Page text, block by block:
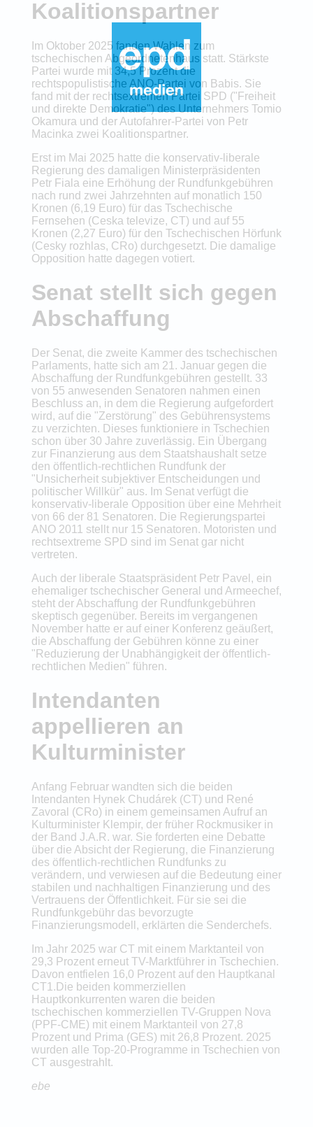
Koalitionspartner
Im Oktober 2025 fanden Wahlen zum
tschechischen Abgeordnetenhaus statt. Stärkste
Partei wurde mit 34,5 Prozent die
rechtspopulistische ANO-Partei von Babis. Sie
fand mit der rechtsextremen Partei SPD ("Freiheit
und direkte Demokratie") des Unternehmers Tomio
Okamura und der Autofahrer-Partei von Petr
Macinka zwei Koalitionspartner.
Erst im Mai 2025 hatte die konservativ-liberale
Regierung des damaligen Ministerpräsidenten
Petr Fiala eine Erhöhung der Rundfunkgebühren
nach rund zwei Jahrzehnten auf monatlich 150
Kronen (6,19 Euro) für das Tschechische
Fernsehen (Ceska televize, CT) und auf 55
Kronen (2,27 Euro) für den Tschechischen Hörfunk
(Cesky rozhlas, CRo) durchgesetzt. Die damalige
Opposition hatte dagegen votiert.
Senat stellt sich gegen
Abschaffung
Der Senat, die zweite Kammer des tschechischen
Parlaments, hatte sich am 21. Januar gegen die
Abschaffung der Rundfunkgebühren gestellt. 33
von 55 anwesenden Senatoren nahmen einen
Beschluss an, in dem die Regierung aufgefordert
wird, auf die "Zerstörung" des Gebührensystems
zu verzichten. Dieses funktioniere in Tschechien
schon über 30 Jahre zuverlässig. Ein Übergang
zur Finanzierung aus dem Staatshaushalt setze
den öffentlich-rechtlichen Rundfunk der
"Unsicherheit subjektiver Entscheidungen und
politischer Willkür" aus. Im Senat verfügt die
konservativ-liberale Opposition über eine Mehrheit
von 66 der 81 Senatoren. Die Regierungspartei
ANO 2011 stellt nur 15 Senatoren. Motoristen und
rechtsextreme SPD sind im Senat gar nicht
vertreten.
Auch der liberale Staatspräsident Petr Pavel, ein
ehemaliger tschechischer General und Armeechef,
steht der Abschaffung der Rundfunkgebühren
skeptisch gegenüber. Bereits im vergangenen
November hatte er auf einer Konferenz geäußert,
die Abschaffung der Gebühren könne zu einer
"Reduzierung der Unabhängigkeit der öffentlich-
rechtlichen Medien" führen.
Intendanten
appellieren an
Kulturminister
Anfang Februar wandten sich die beiden
Intendanten Hynek Chudárek (CT) und René
Zavoral (CRo) in einem gemeinsamen Aufruf an
Kulturminister Klempir, der früher Rockmusiker in
der Band J.A.R. war. Sie forderten eine Debatte
über die Absicht der Regierung, die Finanzierung
des öffentlich-rechtlichen Rundfunks zu
verändern, und verwiesen auf die Bedeutung einer
stabilen und nachhaltigen Finanzierung und des
Vertrauens der Öffentlichkeit. Für sie sei die
Rundfunkgebühr das bevorzugte
Finanzierungsmodell, erklärten die Senderchefs.
Im Jahr 2025 war CT mit einem Marktanteil von
29,3 Prozent erneut TV-Marktführer in Tschechien.
Davon entfielen 16,0 Prozent auf den Hauptkanal
CT1.Die beiden kommerziellen
Hauptkonkurrenten waren die beiden
tschechischen kommerziellen TV-Gruppen Nova
(PPF-CME) mit einem Marktanteil von 27,8
Prozent und Prima (GES) mit 26,8 Prozent. 2025
wurden alle Top-20-Programme in Tschechien von
CT ausgestrahlt.
ebe